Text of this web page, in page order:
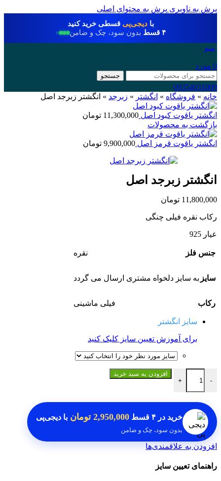
پرش به ناوبری پرش به محتوای اصلی
بادیجی‌پی قسطی خرید کنید
۴ قسط
بدون سود، چک و ضامن
منو
0 مورد
جستجو
09354031009
خانه » فروشگاه » انگشتر » زبرجد » انگشتر زبرجد اصل
انگشتر یاقوت کبود اصل 11,300,000 تومان
بازگشت به محصولات
انگشتر یاقوت قرمز اصل 9,900,000 تومان
انگشتر زبرجد اصل
11,800,000 تومان
رکاب نقره فیلی چنگی
عیار 925
جنس فلز نقره
سایز به سایز دلخواه مشتری ارسال می گردد
رکاب فیلی ماشینی
سایز انگشتر
برای آموزش تعیین سایز کلیک کنید
-
انگشتر زبرجد اصل عدد
+
افزودن به سبد خرید
خرید در ۴ قسط 2,950,000 تومان با دیجی‌پی
بدون سود، چک و ضامن
افزودن به علاقمندی‌ها
راهنمای تعیین سایز